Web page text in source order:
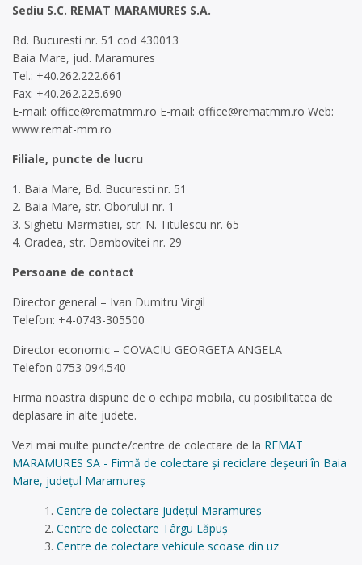
Sediu S.C. REMAT MARAMURES S.A.
Bd. Bucuresti nr. 51 cod 430013
Baia Mare, jud. Maramures
Tel.: +40.262.222.661
Fax: +40.262.225.690
E-mail: office@rematmm.ro E-mail: office@rematmm.ro Web:
www.remat-mm.ro
Filiale, puncte de lucru
1. Baia Mare, Bd. Bucuresti nr. 51
2. Baia Mare, str. Oborului nr. 1
3. Sighetu Marmatiei, str. N. Titulescu nr. 65
4. Oradea, str. Dambovitei nr. 29
Persoane de contact
Director general – Ivan Dumitru Virgil
Telefon: +4-0743-305500
Director economic – COVACIU GEORGETA ANGELA
Telefon 0753 094.540
Firma noastra dispune de o echipa mobila, cu posibilitatea de
deplasare in alte judete.
Vezi mai multe puncte/centre de colectare de la REMAT
MARAMURES SA - Firmă de colectare și reciclare deșeuri în Baia
Mare, județul Maramureș
Centre de colectare județul Maramureș
Centre de colectare Târgu Lăpuș
Centre de colectare vehicule scoase din uz